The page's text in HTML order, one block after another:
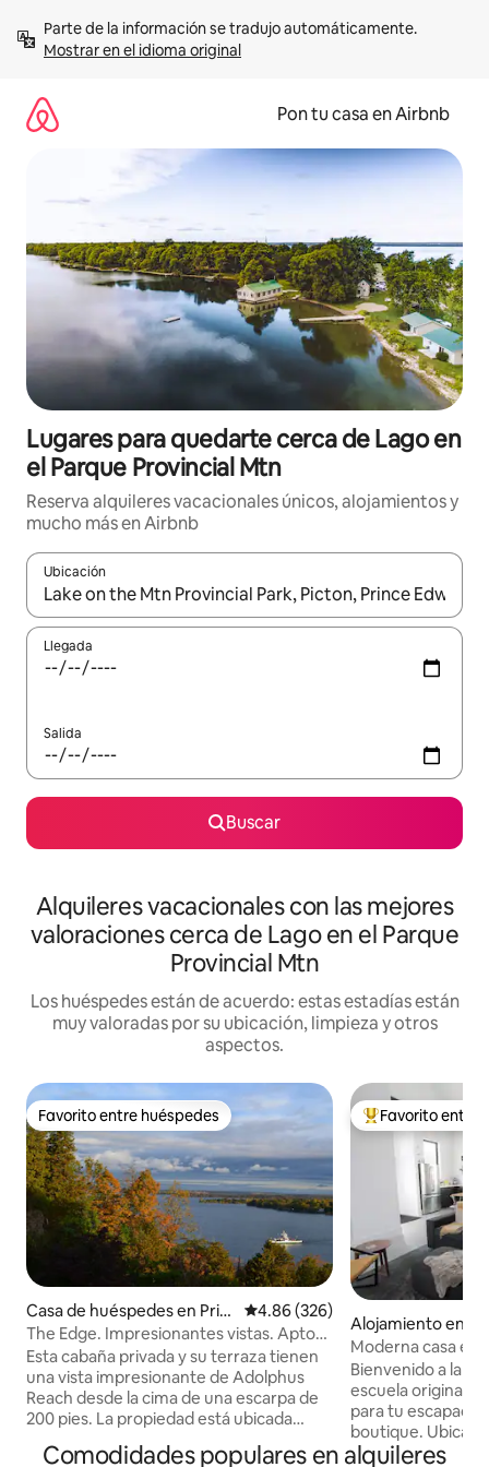
contenidoMostrar en el idioma original
Pon tu casa en Airbnb
Lugares para quedarte cerca de Lago en
el Parque Provincial Mtn
Reserva alquileres vacacionales únicos, alojamientos y
mucho más en Airbnb
Ubicación
Cuando los resultados estén disponibles, navega con las
Llegada
Salida
Buscar
Alquileres vacacionales con las mejores
valoraciones cerca de Lago en el Parque
Provincial Mtn
Los huéspedes están de acuerdo: estas estadías están
muy valoradas por su ubicación, limpieza y otros
aspectos.
Favorito entre huéspedes
Favorito entre huéspedes
Casa de huéspedes en Prin
ce Edward
Calificación promedio: 4.86 de
4.86 (326)
The Edge. Impresionantes vistas. Apto
para vehículos eléctricos.
Esta cabaña privada y su terraza tienen
una vista impresionante de Adolphus
Reach desde la cima de una escarpa de
200 pies. La propiedad está ubicada
Provincial Lake on the Mountain. Échale
Favorito entre
Favorito entre
Alojamiento en
rd
Moderna casa
SPA*BAÑERA DE
SAUNA*
​Bienvenido a la
escuela original
para tu escapada
boutique. Ubicada en Glenora Road, a
solo unos
Comodidades populares en alquileres